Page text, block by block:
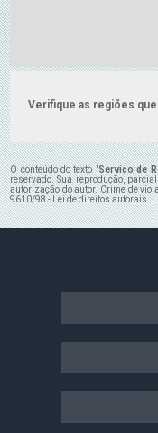
Verifique as regiões
O conteúdo do texto "Serviço de
reservado. Sua reprodução,
autorização do autor. Crime de
9610/98 - Lei de direitos autorais.